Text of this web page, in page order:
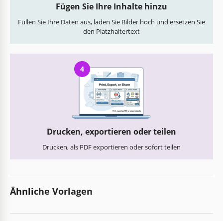
Fügen Sie Ihre Inhalte hinzu
Füllen Sie Ihre Daten aus, laden Sie Bilder hoch und ersetzen Sie
den Platzhaltertext
4
Drucken, exportieren oder teilen
Drucken, als PDF exportieren oder sofort teilen
Ähnliche Vorlagen